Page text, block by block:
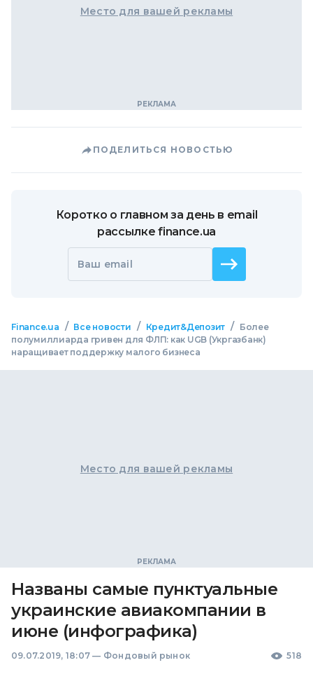
Место для вашей рекламы
ПОДЕЛИТЬСЯ НОВОСТЬЮ
Коротко о главном за день в email
рассылке finance.ua
Ваш email
Finance.ua / Все новости / Кредит&Депозит /
Более
полумиллиарда гривен для ФЛП: как UGB (Укргазбанк)
наращивает поддержку малого бизнеса
Место для вашей рекламы
Названы самые пунктуальные
украинские авиакомпании в
июне (инфографика)
09.07.2019, 18:07 — Фондовый рынок 518